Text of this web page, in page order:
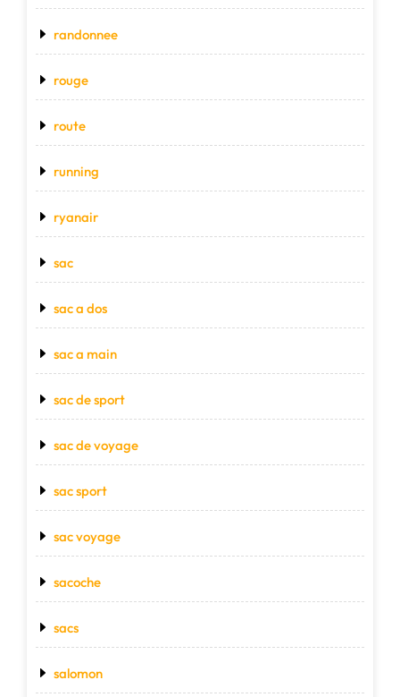
randonnee
rouge
route
running
ryanair
sac
sac a dos
sac a main
sac de sport
sac de voyage
sac sport
sac voyage
sacoche
sacs
salomon